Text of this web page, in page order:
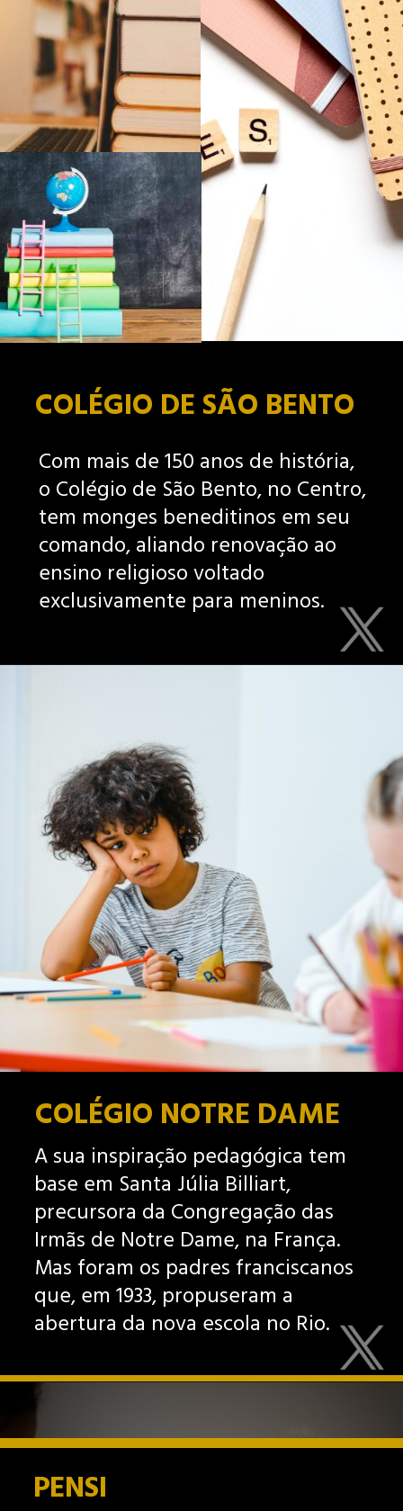
Com mais de 150 anos de história,
o Colégio de São Bento, no Centro,
tem monges beneditinos em seu
comando, aliando renovação ao
ensino religioso voltado
exclusivamente para meninos.
COLÉGIO DE SÃO BENTO
A sua inspiração pedagógica tem
base em Santa Júlia Billiart,
precursora da Congregação das
Irmãs de Notre Dame, na França.
Mas foram os padres franciscanos
que, em 1933, propuseram a
abertura da nova escola no Rio.
COLÉGIO NOTRE DAME
PENSI